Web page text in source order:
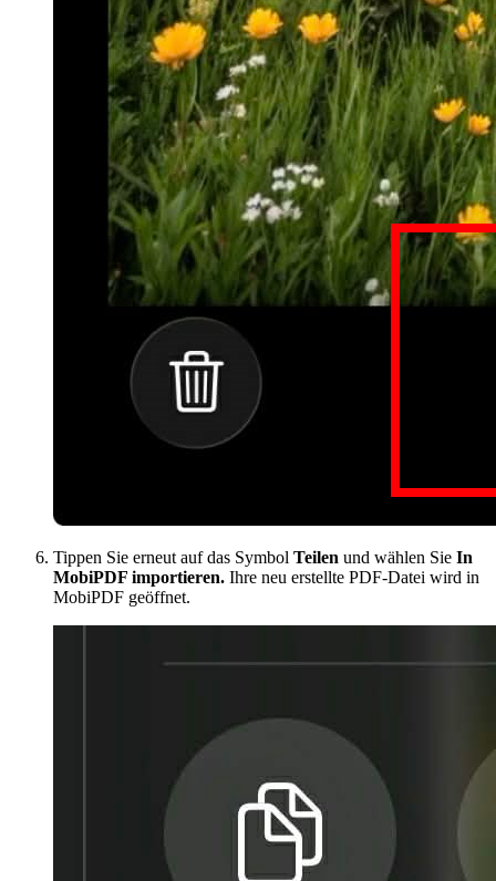
Tippen Sie erneut auf das Symbol Teilen und wählen Sie In
MobiPDF importieren. Ihre neu erstellte PDF-Datei wird in
MobiPDF geöffnet.